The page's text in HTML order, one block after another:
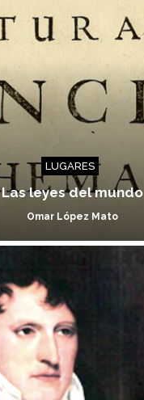
LUGARES
Las leyes del mundo
Omar López Mato